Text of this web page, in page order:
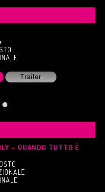
Trailer
– QUANDO TUTTO È